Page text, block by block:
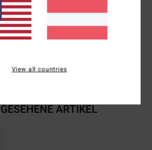
[Hauptstoff] 80 % Baumwolle, 20 %
ARTIKEL
View all countries